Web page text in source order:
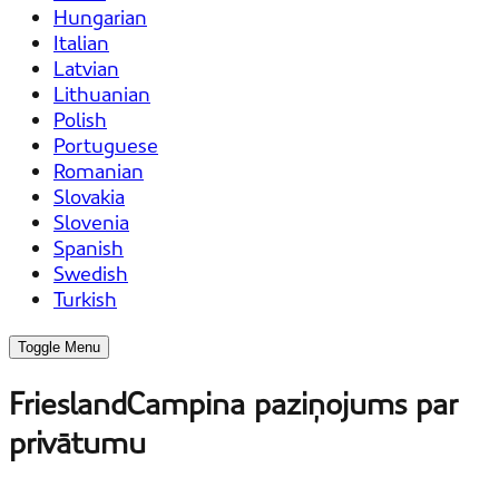
Hungarian
Italian
Latvian
Lithuanian
Polish
Portuguese
Romanian
Slovakia
Slovenia
Spanish
Swedish
Turkish
Toggle Menu
FrieslandCampina paziņojums par
privātumu